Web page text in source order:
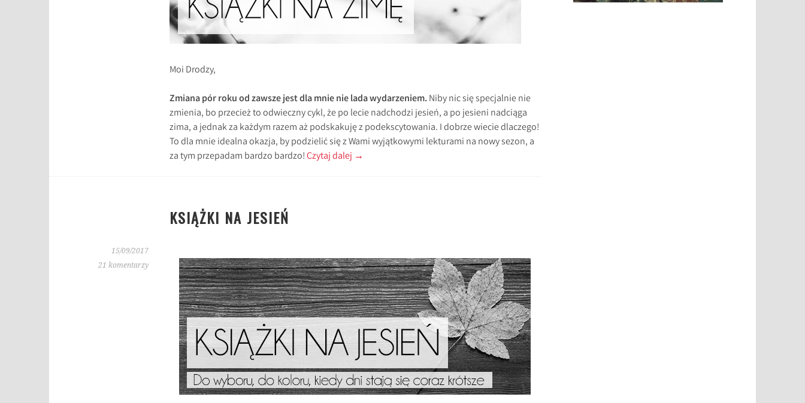
Moi Drodzy,
Zmiana pór roku od zawsze jest dla mnie nie lada wydarzeniem.Niby nic się specjalnie nie
zmienia, bo przecież to odwieczny cykl, że po lecie nadchodzi jesień, a po jesieni nadciąga
zima, a jednak za każdym razem aż podskakuję z podekscytowania. I dobrze wiecie dlaczego!
To dla mnie idealna okazja, by podzielić się z Wami wyjątkowymi lekturami na nowy sezon, a
za tym przepadam bardzo bardzo!Czytaj dalej →
KSIĄŻKI NA JESIEŃ
15/09/2017
21 komentarzy